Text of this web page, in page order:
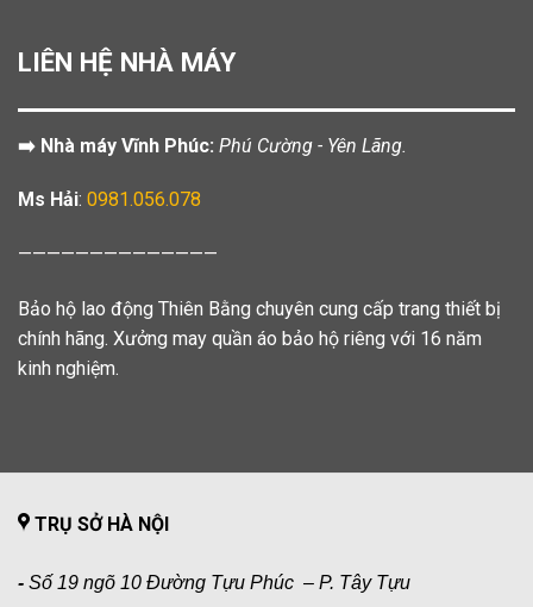
LIÊN HỆ NHÀ MÁY
➡️ Nhà máy Vĩnh Phúc: Phú Cường - Yên Lãng.
Ms Hải: 0981.056.078
——————————————
Bảo hộ lao động Thiên Bằng chuyên cung cấp trang thiết bị
chính hãng. Xưởng may quần áo bảo hộ riêng với 16 năm
kinh nghiệm.
TRỤ SỞ HÀ NỘI
- Số 19 ngõ 10 Đường Tựu Phúc – P. Tây Tựu